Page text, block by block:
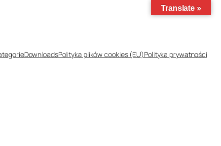
DownloadsPolityka plików cookies (EU)Polityka prywatności
Translate »